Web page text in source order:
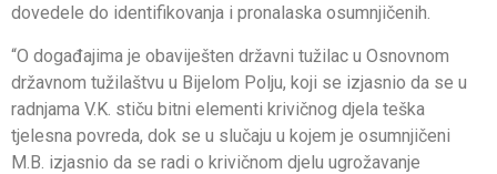
dovedele do identifikovanja i pronalaska osumnjičenih.
“O događajima je obaviješten državni tužilac u Osnovnom
državnom tužilaštvu u Bijelom Polju, koji se izjasnio da se u
radnjama V.K. stiču bitni elementi krivičnog djela teška
tjelesna povreda, dok se u slučaju u kojem je osumnjičeni
M.B. izjasnio da se radi o krivičnom djelu ugrožavanje